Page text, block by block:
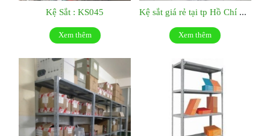
Kệ Sắt : KS045
Xem thêm Xem thêm